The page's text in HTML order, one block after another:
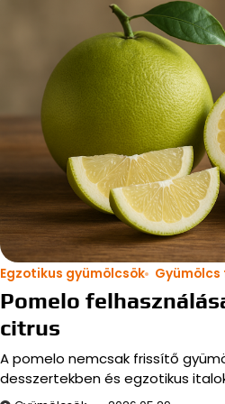
Egzotikus gyümölcsök
Pomelo
citrus
A pomelo nemcsak frissítő
desszertekben és egzotikus